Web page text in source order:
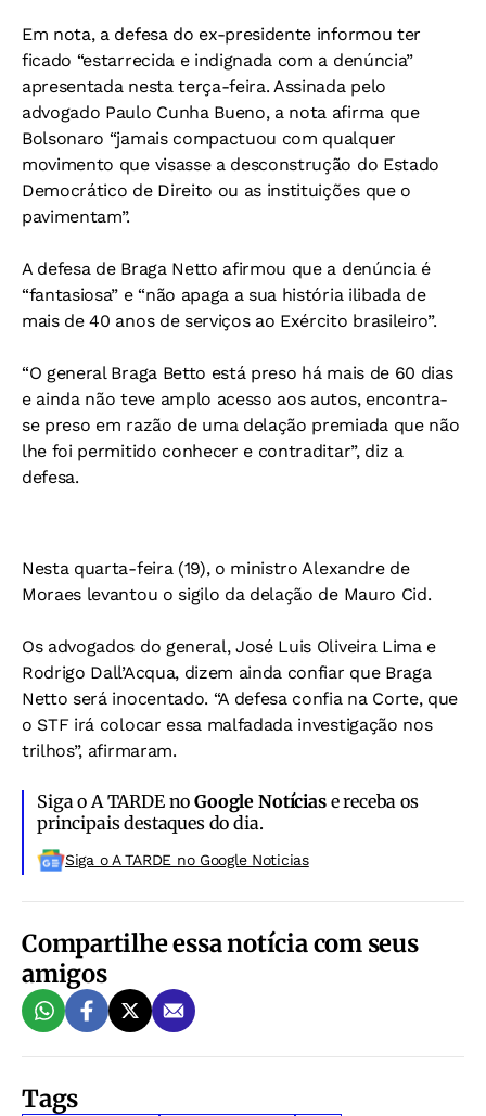
Em nota, a defesa do ex-presidente informou ter
ficado “estarrecida e indignada com a denúncia”
apresentada nesta terça-feira. Assinada pelo
advogado Paulo Cunha Bueno, a nota afirma que
Bolsonaro “jamais compactuou com qualquer
movimento que visasse a desconstrução do Estado
Democrático de Direito ou as instituições que o
pavimentam”.
A defesa de Braga Netto afirmou que a denúncia é
“fantasiosa” e “não apaga a sua história ilibada de
mais de 40 anos de serviços ao Exército brasileiro”.
“O general Braga Betto está preso há mais de 60 dias
e ainda não teve amplo acesso aos autos, encontra-
se preso em razão de uma delação premiada que não
lhe foi permitido conhecer e contraditar”, diz a
defesa.
Nesta quarta-feira (19), o ministro Alexandre de
Moraes levantou o sigilo da delação de Mauro Cid.
Os advogados do general, José Luis Oliveira Lima e
Rodrigo Dall’Acqua, dizem ainda confiar que Braga
Netto será inocentado. “A defesa confia na Corte, que
o STF irá colocar essa malfadada investigação nos
trilhos”, afirmaram.
Siga o A TARDE noGoogle Notíciase receba os
principais destaques do dia.
Siga o A TARDE no Google Noticias
Compartilhe essa notícia com seus
amigos
Tags